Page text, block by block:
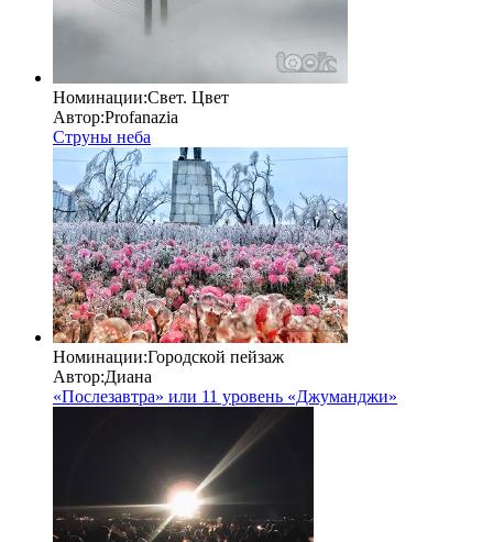
Номинации:Свет. Цвет
Автор:Profanazia
Струны неба
Номинации:Городской пейзаж
Автор:Диана
«Послезавтра» или 11 уровень «Джуманджи»